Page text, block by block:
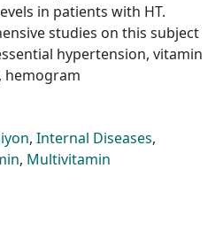
in patients with HT.
studies on this subject
hypertension, vitamin
hemogram
, Internal Diseases,
, Multivitamin